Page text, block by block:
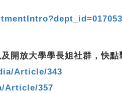
開放大學學長姐社群，快點
Article/343
Article/357